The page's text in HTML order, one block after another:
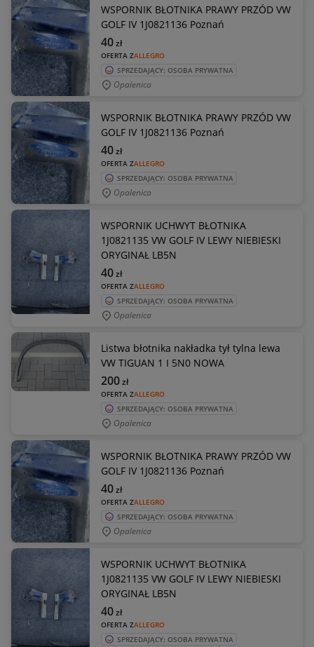
WSPORNIK BŁOTNIKA PRAWY PRZÓD VW
GOLF IV 1J0821136 Poznań
OFERTA ZALLEGRO
40zł
SPRZEDAJĄCY: OSOBA PRYWATNA
Opalenica
WSPORNIK BŁOTNIKA PRAWY PRZÓD VW
GOLF IV 1J0821136 Poznań
OFERTA ZALLEGRO
40zł
SPRZEDAJĄCY: OSOBA PRYWATNA
Opalenica
WSPORNIK UCHWYT BŁOTNIKA
1J0821135 VW GOLF IV LEWY NIEBIESKI
ORYGINAŁ LB5N
OFERTA ZALLEGRO
40zł
SPRZEDAJĄCY: OSOBA PRYWATNA
Opalenica
Listwa błotnika nakładka tył tylna lewa
VW TIGUAN 1 I 5N0 NOWA
OFERTA ZALLEGRO
200zł
SPRZEDAJĄCY: OSOBA PRYWATNA
Opalenica
WSPORNIK BŁOTNIKA PRAWY PRZÓD VW
GOLF IV 1J0821136 Poznań
OFERTA ZALLEGRO
40zł
SPRZEDAJĄCY: OSOBA PRYWATNA
Opalenica
WSPORNIK UCHWYT BŁOTNIKA
1J0821135 VW GOLF IV LEWY NIEBIESKI
ORYGINAŁ LB5N
OFERTA ZALLEGRO
40zł
SPRZEDAJĄCY: OSOBA PRYWATNA